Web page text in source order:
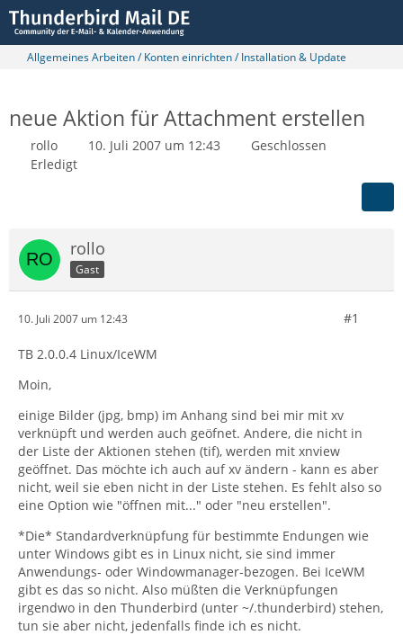
Allgemeines Arbeiten / Konten einrichten / Installation & Update
neue Aktion für Attachment erstellen
rollo 10. Juli 2007 um 12:43
Geschlossen
Erledigt
rollo
Gast
10. Juli 2007 um 12:43 #1
TB 2.0.0.4 Linux/IceWM
Moin,
einige Bilder (jpg, bmp) im Anhang sind bei mir mit xv
verknüpft und werden auch geöfnet. Andere, die nicht in
der Liste der Aktionen stehen (tif), werden mit xnview
geöffnet. Das möchte ich auch auf xv ändern - kann es aber
nicht, weil sie eben nicht in der Liste stehen. Es fehlt also so
eine Option wie "öffnen mit..." oder "neu erstellen".
*Die* Standardverknüpfung für bestimmte Endungen wie
unter Windows gibt es in Linux nicht, sie sind immer
Anwendungs- oder Windowmanager-bezogen. Bei IceWM
gibt es das so nicht. Also müßten die Verknüpfungen
irgendwo in den Thunderbird (unter ~/.thunderbird) stehen,
tun sie aber nicht, jedenfalls finde ich es nicht.